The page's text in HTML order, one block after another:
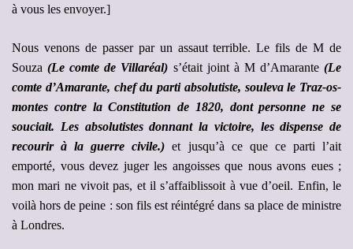
à vous les envoyer.]
Nous venons de passer par un assaut terrible. Le fils de M de
Souza(Le comte de Villaréal) s’était joint à M d’Amarante(Le
comte d’Amarante, chef du parti absolutiste, souleva le Traz-os-
montes contre la Constitution de 1820, dont personne ne se
souciait. Les absolutistes donnant la victoire, les dispense de
recourir à la guerre civile.)et jusqu’à ce que ce parti l’ait
emporté, vous devez juger les angoisses que nous avons eues ;
mon mari ne vivoit pas, et il s’affaiblissoit à vue d’oeil. Enfin, le
voilà hors de peine : son fils est réintégré dans sa place de ministre
à Londres.